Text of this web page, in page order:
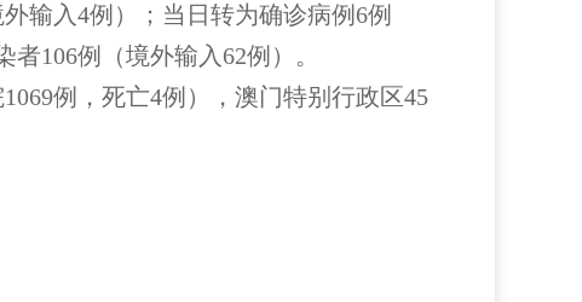
输入4例）；当日转为确诊病例6例
106例（境外输入62例）。
例，死亡4例），澳门特别行政区45